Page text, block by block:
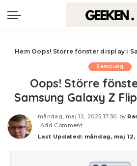
Hem Oops! Större fönster display i Samsung
Samsung
Oops! Större
Samsung Galaxy Z
måndag, maj 12, 2025,17:30 by
Add Comment
Last Updated: måndag, maj 12,